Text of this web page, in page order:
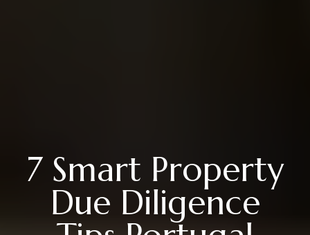
7 Smart Property
Due Diligence